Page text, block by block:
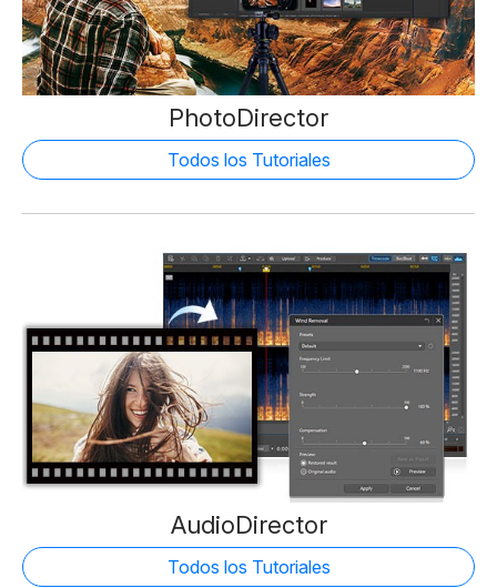
PhotoDirector
Todos los Tutoriales
AudioDirector
Todos los Tutoriales